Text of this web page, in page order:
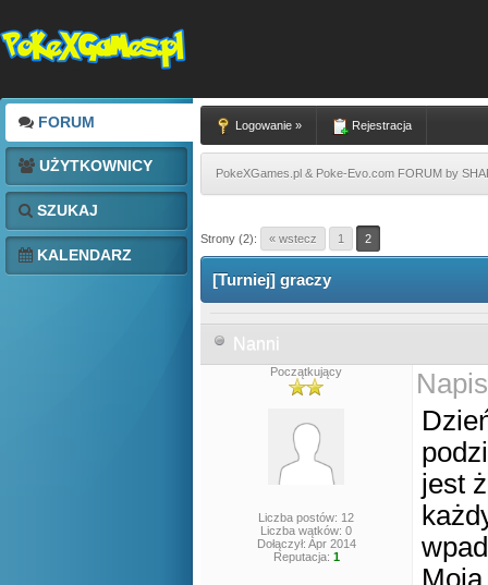
FORUM
UŻYTKOWNICY
SZUKAJ
KALENDARZ
Logowanie » Rejestracja
PokeXGames.pl & Poke-Evo.com FORUM by
Strony (2): « wstecz 1 2
[Turniej] graczy
Nanni
Początkujący
Liczba postów: 12
Liczba wątków: 0
Dołączył: Apr 2014
Reputacja: 1
jest